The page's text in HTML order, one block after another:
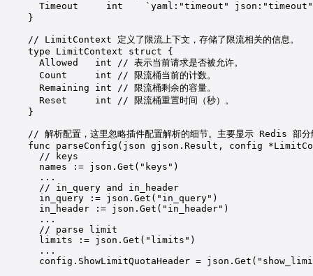
Timeout int
`yaml:"timeout"
}
// LimitContext 定义了限流上下文，存储了限流相关的信息。
type
LimitContext struct {
Allowed int
// 表示当前请求是否被允许。
Count int
// 限流桶当前的计数。
Remaining int
// 限流桶剩余的容量。
Reset int
// 限流桶重置时间（秒）。
}
// 解析配置，这里忽略插件配置解析的细节。主要显示 Redis 部分
func
parseConfig ( json gjson . Result , config *
// keys
names
:= json. Get ( "keys" )
...
// in_query and in_header
in_query
:= json. Get ( "in_query" )
in_header
:= json. Get ( "in_header" )
...
// parse limit
limits
:= json. Get ( "limits" )
...
config.ShowLimitQuotaHeader = json. Get (